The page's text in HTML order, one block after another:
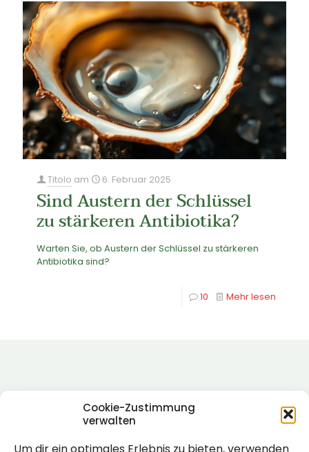
Cookie-Zustimmung
verwalten
Titolo am 6. Februar 2025
Sind Austern der Schlüssel
zu stärkeren Antibiotika?
Warten Sie, ob Austern der Schlüssel zu stärkeren
Antibiotika sind?
10 Mehr lesen